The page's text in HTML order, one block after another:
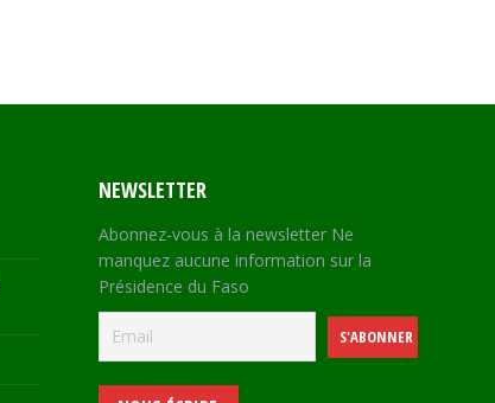
NEWSLETTER
Abonnez-vous à la newsletter Ne
manquez aucune information sur la
Présidence du Faso